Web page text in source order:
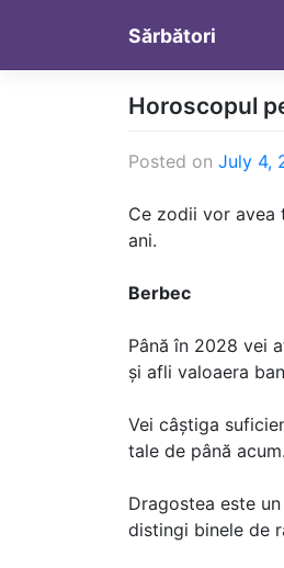
content
Sărbători
Horoscopul
Posted on July 4,
Ce zodii vor avea
ani.
Berbec
Până în 2028 vei
și afli valoaera
Vei câștiga
tale de până acum.
Dragostea este
distingi binele de